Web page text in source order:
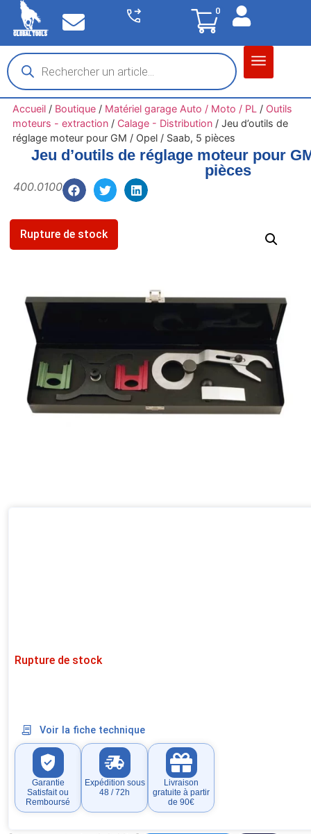
0
Accueil/ Boutique/ Matériel garage Auto / Moto / PL / Outils
moteurs - extraction/ Calage - Distribution/ Jeu d’outils de
réglage moteur pour GM / Opel / Saab, 5 pièces
Rupture de stock
Jeu d’outils de réglage moteur pour
pièces
400.0100
Rupture de stock
Voir la fiche technique
Garantie
Satisfait ou
Remboursé
Expédition sous
48 / 72h
Livraison
gratuite à partir
de 90€